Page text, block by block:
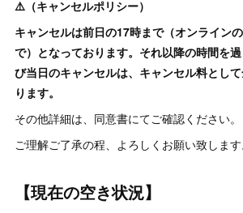
⚠️（キャンセルポリシー）
キャンセルは前日の17時まで（オンライン
で）となっております。それ以降の時間を
び当日のキャンセルは、キャンセル料とし
ります。
その他詳細は、同意書にてご確認ください。
ご理解ご了承の程、よろしくお願い致します
【現在の空き状況】